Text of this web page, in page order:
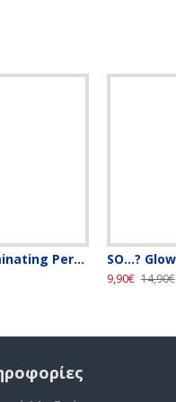
SO Glow Illuminating Perfume Mist Stardust 140ml
9,90€ 14,90€